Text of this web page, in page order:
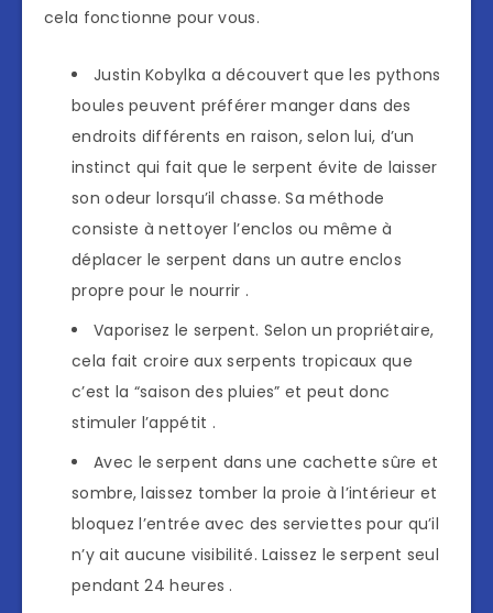
cela fonctionne pour vous.
Justin Kobylka a découvert que les pythons
boules peuvent préférer manger dans des
endroits différents en raison, selon lui, d’un
instinct qui fait que le serpent évite de laisser
son odeur lorsqu’il chasse. Sa méthode
consiste à nettoyer l’enclos ou même à
déplacer le serpent dans un autre enclos
propre pour le nourrir .
Vaporisez le serpent. Selon un propriétaire,
cela fait croire aux serpents tropicaux que
c’est la “saison des pluies” et peut donc
stimuler l’appétit .
Avec le serpent dans une cachette sûre et
sombre, laissez tomber la proie à l’intérieur et
bloquez l’entrée avec des serviettes pour qu’il
n’y ait aucune visibilité. Laissez le serpent seul
pendant 24 heures .